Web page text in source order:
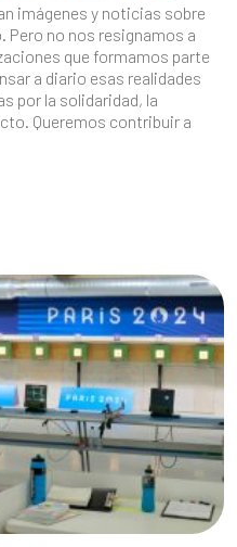
imágenes y noticias sobre
Pero no nos resignamos a
que formamos parte
a diario esas realidades
por la solidaridad, la
Queremos contribuir a